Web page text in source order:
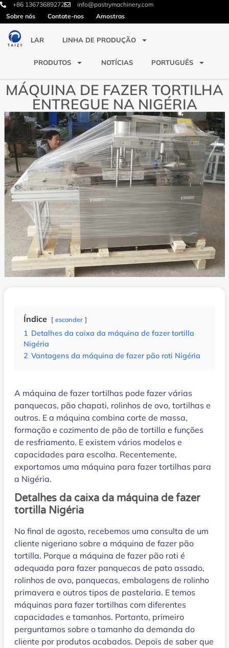
+86 13673689272
info@pastrymachinery.com
Sobre nós
Contate-nos Amostras
LAR LINHA DE PRODUÇÃO
PRODUTOS NOTÍCIAS PORTUGUÊS
MÁQUINA DE FAZER TORTILHA
ENTREGUE NA NIGÉRIA
Índice esconder
1 Detalhes da caixa da máquina de fazer tortilla
Nigéria
2 Vantagens da máquina de fazer pão roti Nigéria
A máquina de fazer tortilhas pode fazer várias
panquecas, pão chapati, rolinhos de ovo, tortilhas e
outros. E a máquina combina corte de massa,
formação e cozimento de pão de tortilla e funções
de resfriamento. E existem vários modelos e
capacidades para escolha. Recentemente,
exportamos uma máquina para fazer tortilhas para
a Nigéria.
Detalhes da caixa da máquina de fazer
tortilla Nigéria
No final de agosto, recebemos uma consulta de um
cliente nigeriano sobre a máquina de fazer pão
tortilla. Porque a máquina de fazer pão roti é
adequada para fazer panquecas de pato assado,
rolinhos de ovo, panquecas, embalagens de rolinho
primavera e outros tipos de pastelaria. E temos
máquinas para fazer tortilhas com diferentes
capacidades e tamanhos. Portanto, primeiro
perguntamos sobre o tamanho da demanda do
cliente por produtos acabados. Depois de saber que